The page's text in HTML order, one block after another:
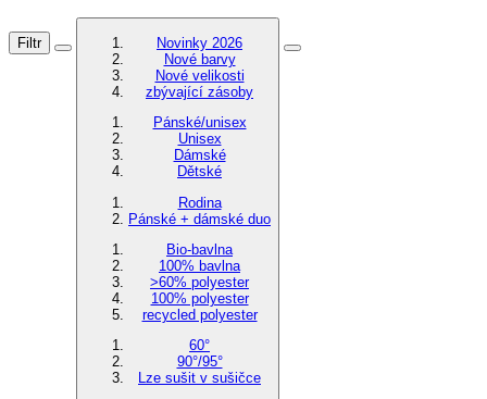
Filtr
Novinky 2026
Nové barvy
Nové velikosti
zbývající zásoby
Pánské/unisex
Unisex
Dámské
Dětské
Rodina
Pánské + dámské duo
Bio-bavlna
100% bavlna
>60% polyester
100% polyester
recycled polyester
60°
90°/95°
Lze sušit v sušičce